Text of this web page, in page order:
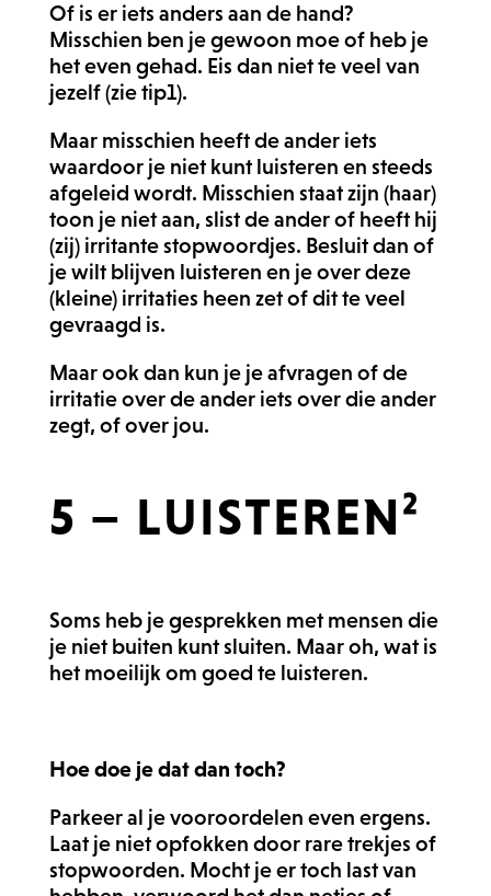
Of is er iets anders aan de hand?
Misschien ben je gewoon moe of heb je
het even gehad. Eis dan niet te veel van
jezelf (zie tip1).
Maar misschien heeft de ander iets
waardoor je niet kunt luisteren en steeds
afgeleid wordt. Misschien staat zijn (haar)
toon je niet aan, slist de ander of heeft hij
(zij) irritante stopwoordjes. Besluit dan of
je wilt blijven luisteren en je over deze
(kleine) irritaties heen zet of dit te veel
gevraagd is.
Maar ook dan kun je je afvragen of de
irritatie over de ander iets over die ander
zegt, of over jou.
5 – LUISTEREN²
Soms heb je gesprekken met mensen die
je niet buiten kunt sluiten. Maar oh, wat is
het moeilijk om goed te luisteren.
Hoe doe je dat dan toch?
Parkeer al je vooroordelen even ergens.
Laat je niet opfokken door rare trekjes of
stopwoorden. Mocht je er toch last van